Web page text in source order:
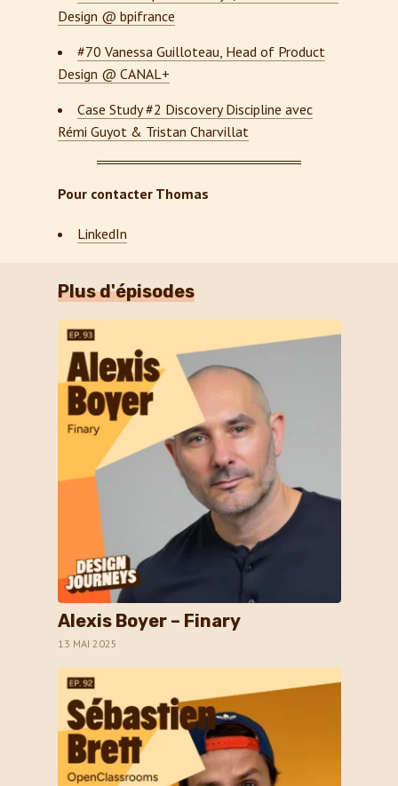
Design @ bpifrance
#70 Vanessa Guilloteau, Head of Product
Design @ CANAL+
Case Study #2 Discovery Discipline avec
Rémi Guyot & Tristan Charvillat
Pour contacter Thomas
LinkedIn
Plus d'épisodes
Alexis Boyer – Finary
13 MAI 2025